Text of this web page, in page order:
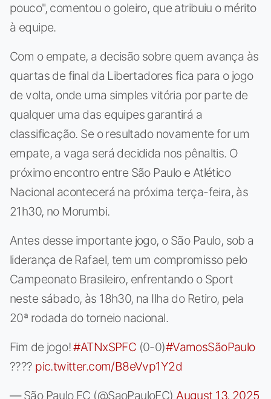
pouco", comentou o goleiro, que atribuiu o mérito
à equipe.
Com o empate, a decisão sobre quem avança às
quartas de final da Libertadores fica para o jogo
de volta, onde uma simples vitória por parte de
qualquer uma das equipes garantirá a
classificação. Se o resultado novamente for um
empate, a vaga será decidida nos pênaltis. O
próximo encontro entre São Paulo e Atlético
Nacional acontecerá na próxima terça-feira, às
21h30, no Morumbi.
Antes desse importante jogo, o São Paulo, sob a
liderança de Rafael, tem um compromisso pelo
Campeonato Brasileiro, enfrentando o Sport
neste sábado, às 18h30, na Ilha do Retiro, pela
20ª rodada do torneio nacional.
Fim de jogo!#ATNxSPFC (0-0)#VamosSãoPaulo
???? pic.twitter.com/B8eVvp1Y2d
— São Paulo FC (@SaoPauloFC)August 13, 2025